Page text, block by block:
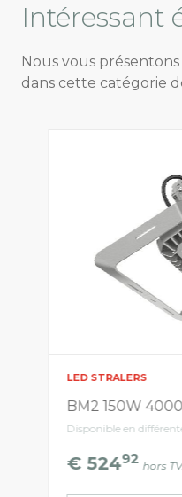
Intéressant
Nous vous
dans cette catégorie
LED STRALERS
BM2 150W
Disponible en
€ 52492 hors